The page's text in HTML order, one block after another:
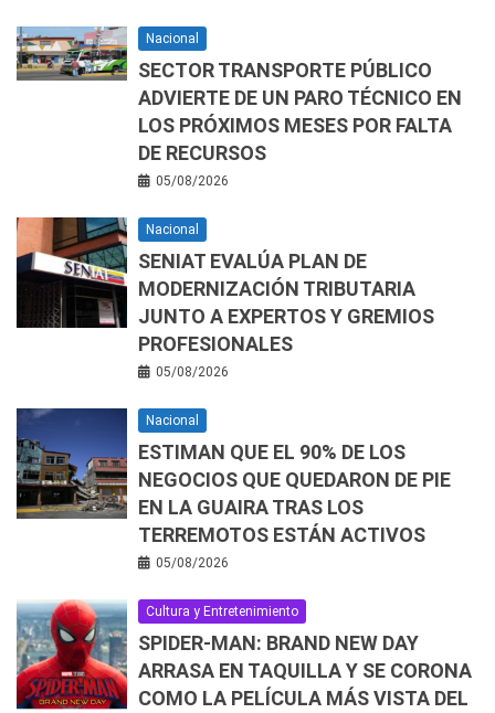
Nacional
SECTOR TRANSPORTE PÚBLICO
ADVIERTE DE UN PARO TÉCNICO EN
LOS PRÓXIMOS MESES POR FALTA
DE RECURSOS
05/08/2026
Nacional
SENIAT EVALÚA PLAN DE
MODERNIZACIÓN TRIBUTARIA
JUNTO A EXPERTOS Y GREMIOS
PROFESIONALES
05/08/2026
Nacional
ESTIMAN QUE EL 90% DE LOS
NEGOCIOS QUE QUEDARON DE PIE
EN LA GUAIRA TRAS LOS
TERREMOTOS ESTÁN ACTIVOS
05/08/2026
Cultura y Entretenimiento
SPIDER-MAN: BRAND NEW DAY
ARRASA EN TAQUILLA Y SE CORONA
COMO LA PELÍCULA MÁS VISTA DEL